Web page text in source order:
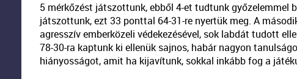
5 mérkőzést játszottunk, ebből 4-et tudtunk győzelemmel
játszottunk, ezt 33 ponttal 64-31-re nyertük meg. A
agresszív emberközeli védekezésével, sok labdát tudott
78-30-ra kaptunk ki ellenük sajnos, habár nagyon
hiányosságot, amit ha kijavítunk, sokkal inkább fog a